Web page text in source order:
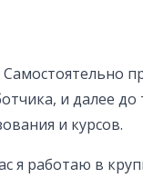
и далее
и курсов.
я работаю в